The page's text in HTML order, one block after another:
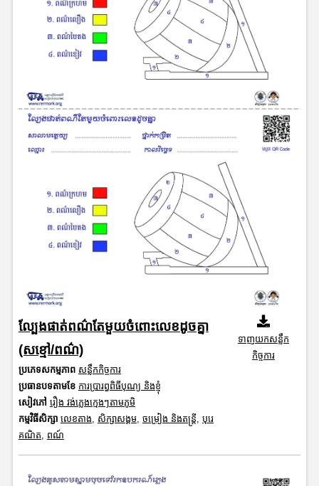
ល្បែងផាត់ពណ៌តែមួយចំពោះលេខដូចគ្នា
(សខ្មៅ/ពណ៌)
ប្រភេទសកម្មភាព សន្លឹកកិច្ចការ
ប្រធានបទតាមខែ ការប្រារព្ធពិធីបុណ្យ និងខ្ញុំ
សៀវភៅ រឿង វង់ភ្លេងក្មេងៗតាមភូមិ
កម្មវិធីសិក្សា លេខតាង សិក្សាសង្គម, ចម្រៀង និងតន្ត្រី បុរេ
គណិត
ពណ៍
ទាញយកសន្លឹក
កិច្ចការ